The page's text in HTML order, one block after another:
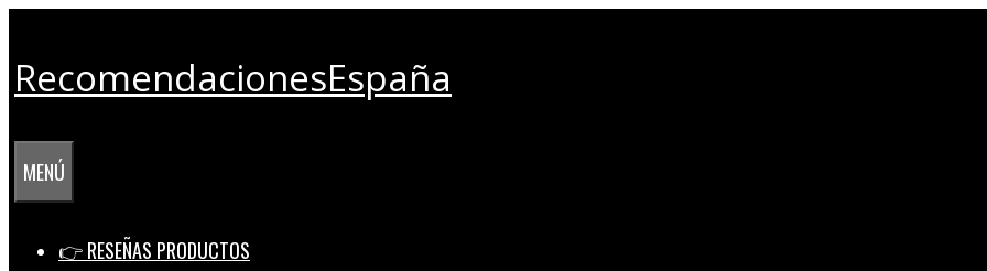
contenido
RecomendacionesEspaña
MENÚ
👉 RESEÑAS PRODUCTOS